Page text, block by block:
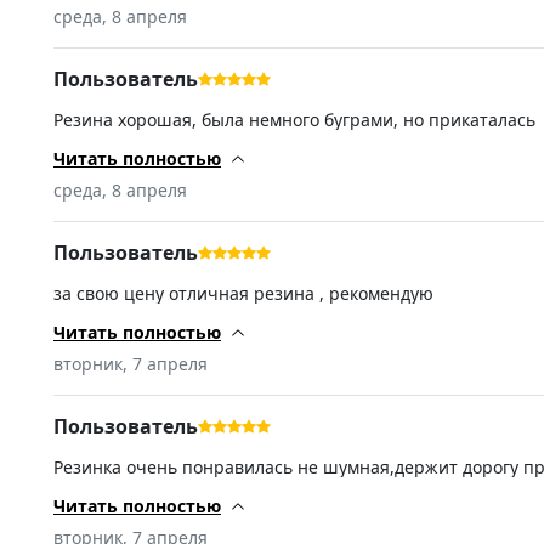
среда, 8 апреля
Пользователь
Резина хорошая, была немного буграми, но прикаталась
Читать полностью
среда, 8 апреля
Пользователь
за свою цену отличная резина , рекомендую
Читать полностью
вторник, 7 апреля
Пользователь
Резинка очень понравилась не шумная,держит дорогу
попросил станок по 10-15 грамм шиномонтажник
Читать полностью
вторник, 7 апреля